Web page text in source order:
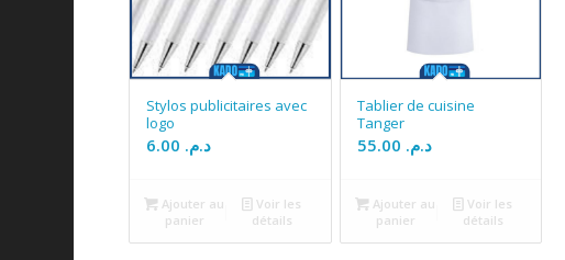
Stylos publicitaires avec
logo
د.م.
Ajouter au
panier
Voir les
détails
Tablier de cuisine
Tanger
د.م.
Ajouter au
panier
Voir les
détails